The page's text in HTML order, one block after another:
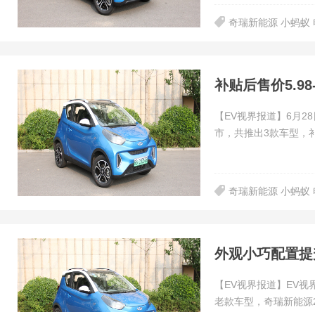
奇瑞新能源 小蚂蚁
补贴后售价
【EV视界报道】6月
市，共推出3款车型，
奇瑞新能源 小蚂蚁
外观小巧配置
【EV视界报道】EV
老款车型，奇瑞新能